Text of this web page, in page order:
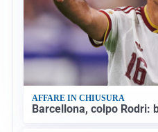
AFFARE IN CHIUSURA
Barcellona, colpo Rodri: